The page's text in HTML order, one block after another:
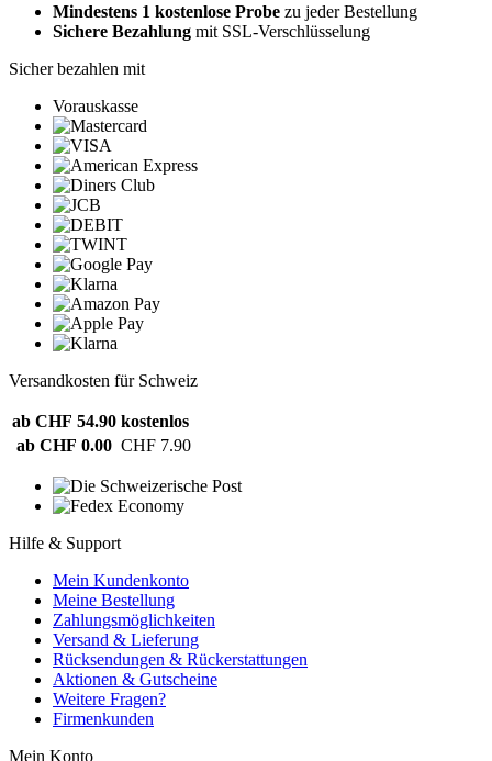
Mindestens 1 kostenlose Probe zu jeder Bestellung
Sichere Bezahlung mit SSL-Verschlüsselung
Sicher bezahlen mit
Vorauskasse
Versandkosten für Schweiz
ab CHF 54.90 kostenlos
ab CHF 0.00 CHF 7.90
Hilfe & Support
Mein Kundenkonto
Meine Bestellung
Zahlungsmöglichkeiten
Versand & Lieferung
Rücksendungen & Rückerstattungen
Aktionen & Gutscheine
Weitere Fragen?
Firmenkunden
Mein Konto